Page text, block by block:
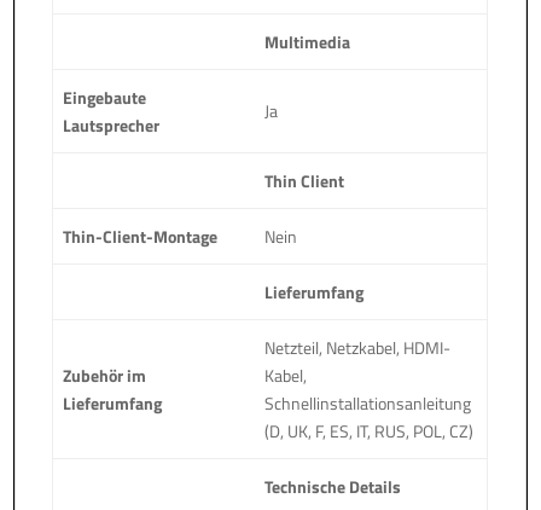
Multimedia
Eingebaute
Lautsprecher
Ja
Thin Client
Thin-Client-Montage Nein
Lieferumfang
Zubehör im
Lieferumfang
Netzteil, Netzkabel, HDMI-
Kabel,
Schnellinstallationsanleitung
(D, UK, F, ES, IT, RUS, POL, CZ)
Technische Details